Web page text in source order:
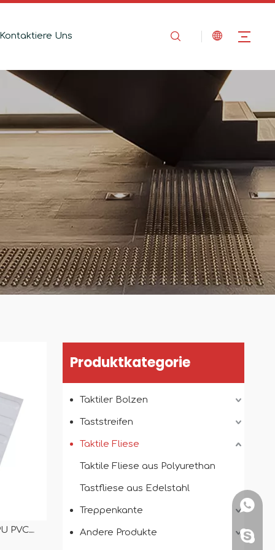
Kontaktiere Uns
PVC
Produktkategorie
Taktiler Bolzen
Taststreifen
Taktile Fliese
Taktile Fliese aus Polyurethan
Tastfliese aus Edelstahl
Treppenkante
Andere Produkte